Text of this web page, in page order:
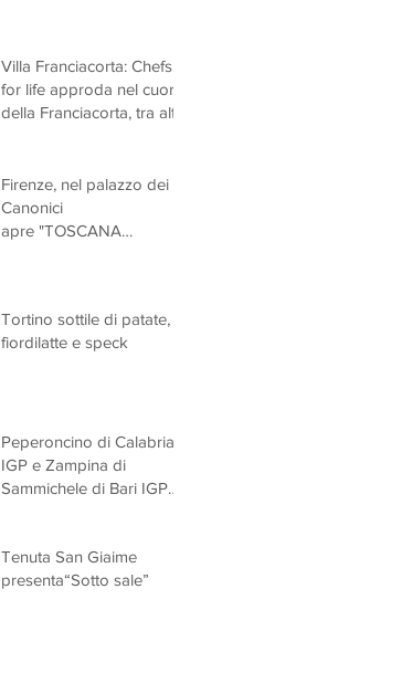
Villa Franciacorta: Chefs
for life approda nel cuore
della Franciacorta, tra alta
Firenze, nel palazzo dei
Canonici
apre "TOSCANA
Tortino sottile di patate,
fiordilatte e speck
Peperoncino di Calabria
IGP e Zampina di
Sammichele di Bari IGP
Tenuta San Giaime
presenta“Sotto sale”